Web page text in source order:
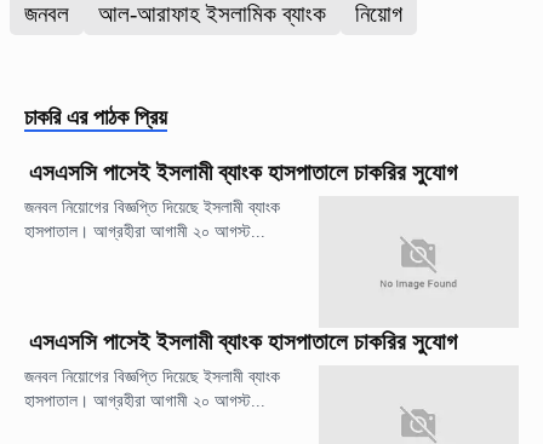
জনবল আল-আরাফাহ ইসলামিক ব্যাংক নিয়োগ
চাকরি এর পাঠক প্রিয়
এসএসসি পাসেই ইসলামী ব্যাংক হাসপাতালে চাকরির সুযোগ
জনবল নিয়োগের বিজ্ঞপ্তি দিয়েছে ইসলামী ব্যাংক
হাসপাতাল। আগ্রহীরা আগামী ২০ আগস্ট...
এসএসসি পাসেই ইসলামী ব্যাংক হাসপাতালে চাকরির সুযোগ
জনবল নিয়োগের বিজ্ঞপ্তি দিয়েছে ইসলামী ব্যাংক
হাসপাতাল। আগ্রহীরা আগামী ২০ আগস্ট...